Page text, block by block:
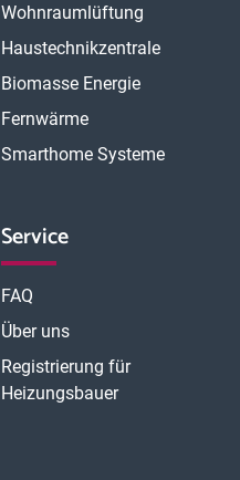
Wohnraumlüftung
Haustechnikzentrale
Biomasse Energie
Fernwärme
Smarthome Systeme
Service
FAQ
Über uns
Registrierung für
Heizungsbauer